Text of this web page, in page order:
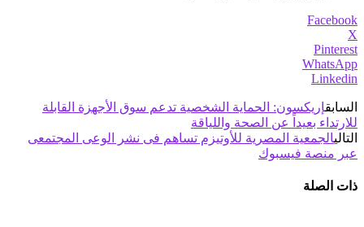
Facebook
X
Pinterest
WhatsApp
Linkedin
السابقإريكسون: الحماية الشخصية تدعم سوق الأجهزة القابلة
للارتداء بعيداً عن الصحة واللياقة
التاليالجمعية المصرية للأوتيزم تساهم فى نشر الوعى المجتمعى
عبر منصة فيسبوك
ذات الصلة